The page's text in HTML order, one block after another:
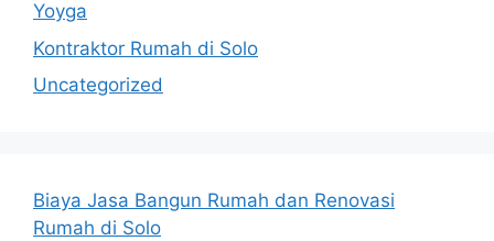
Yoyga
Kontraktor Rumah di Solo
Uncategorized
Biaya Jasa Bangun Rumah dan Renovasi
Rumah di Solo